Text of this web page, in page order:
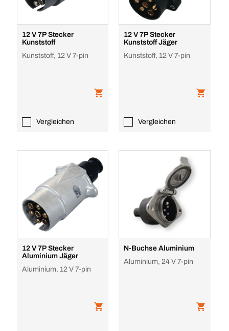
12 V 7P Stecker
Kunststoff
Kunststoff, 12 V 7-pin
Vergleichen
12 V 7P Stecker
Kunststoff Jäger
Kunststoff, 12 V 7-pin
Vergleichen
12 V 7P Stecker
Aluminium Jäger
Aluminium, 12 V 7-pin
N-Buchse Aluminium
Aluminium, 24 V 7-pin